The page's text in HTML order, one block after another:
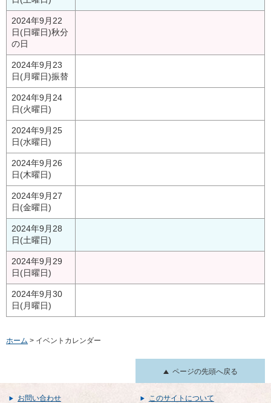
2024年9月22
日(日曜日)秋分
の日
2024年9月23
日(月曜日)振替
2024年9月24
日(火曜日)
2024年9月25
日(水曜日)
2024年9月26
日(木曜日)
2024年9月27
日(金曜日)
2024年9月28
日(土曜日)
2024年9月29
日(日曜日)
2024年9月30
日(月曜日)
ホーム > イベントカレンダー
ページの先頭へ戻る
お問い合わせ このサイトについて